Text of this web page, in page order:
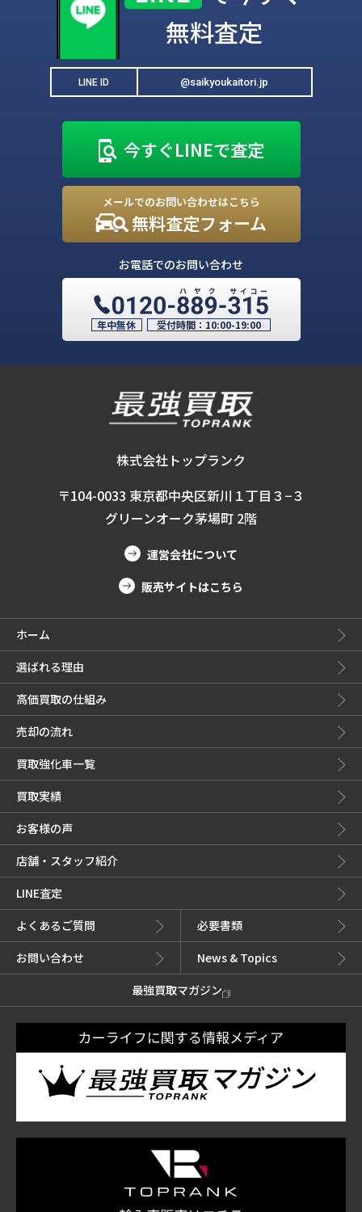
無料査定
LINE ID @saikyoukaitori.jp
今すぐLINEで査定
メールでのお問い合わせはこちら
無料査定フォーム
お電話でのお問い合わせ
年中無休 受付時間： 10:00-19:00
株式会社トップランク
〒104-0033 東京都中央区新川１丁目３−３
グリーンオーク茅場町 2階
運営会社について
販売サイトはこちら
ホーム
選ばれる理由
高価買取の仕組み
売却の流れ
買取強化車一覧
買取実績
お客様の声
店舗・スタッフ紹介
LINE査定
よくあるご質問
必要書類
お問い合わせ
News & Topics
最強買取マガジン